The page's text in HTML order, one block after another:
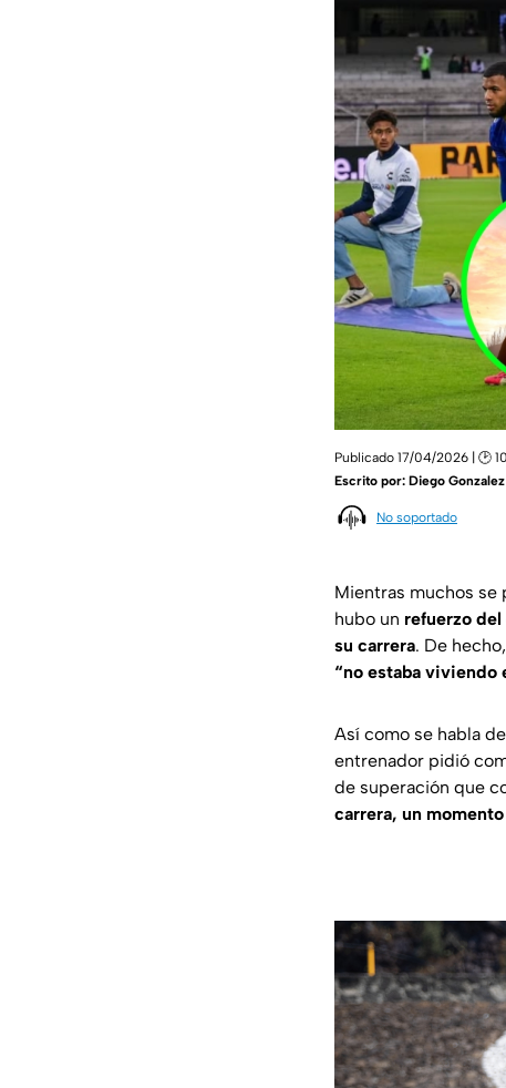
Publicado 17/04/2026 | 🕑
Escrito por: Diego
No soportado
Mientras muchos se
hubo un refuerzo
su carrera. De
“no estaba viviendo
Así como se habla
entrenador pidió
de superación que
carrera, un